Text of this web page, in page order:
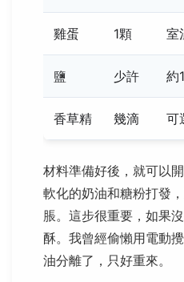
雞蛋 1顆 室
鹽 少許 約
香草精 幾滴 可
材料準備好後，就可以
軟化的奶油和糖粉打發
脹。這步很重要，如果
酥。我曾經偷懶用電動
油分離了，只好重來。